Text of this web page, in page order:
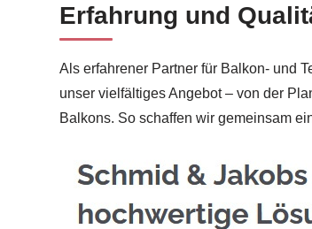
Erfahrung und
Als erfahrener Partner für Balkon- und
unser vielfältiges Angebot – von der
Balkons. So schaffen wir gemeinsam